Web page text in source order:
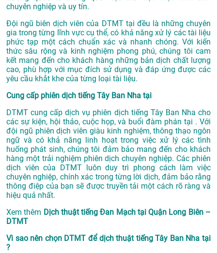
chuyên nghiệp và uy tín.
Đội ngũ biên dịch viên của DTMT tại đều là những chuyên
gia trong từng lĩnh vực cụ thể, có khả năng xử lý các tài liệu
phức tạp một cách chuẩn xác và nhanh chóng. Với kiến
thức sâu rộng và kinh nghiệm phong phú, chúng tôi cam
kết mang đến cho khách hàng những bản dịch chất lượng
cao, phù hợp với mục đích sử dụng và đáp ứng được các
yêu cầu khắt khe của từng loại tài liệu.
Cung cấp phiên dịch tiếng Tây Ban Nha tại
DTMT cung cấp dịch vụ phiên dịch tiếng Tây Ban Nha cho
các sự kiện, hội thảo, cuộc họp, và buổi đàm phán tại . Với
đội ngũ phiên dịch viên giàu kinh nghiệm, thông thạo ngôn
ngữ và có khả năng linh hoạt trong việc xử lý các tình
huống phát sinh, chúng tôi đảm bảo mang đến cho khách
hàng một trải nghiệm phiên dịch chuyên nghiệp. Các phiên
dịch viên của DTMT luôn duy trì phong cách làm việc
chuyên nghiệp, chính xác trong từng lời dịch, đảm bảo rằng
thông điệp của bạn sẽ được truyền tải một cách rõ ràng và
hiệu quả nhất.
Xem thêm Dịch thuật tiếng Đan Mạch tại Quận Long Biên –
DTMT
Vì sao nên chọn DTMT để dịch thuật tiếng Tây Ban Nha tại
?